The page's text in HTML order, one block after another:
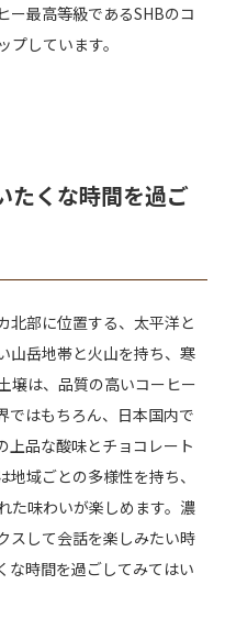
ー最高等級であるSHBのコ
しています。
たくな時間を過ご
北部に位置する、太平洋と
山岳地帯と火山を持ち、寒
壌は、品質の高いコーヒー
ではもちろん、日本国内で
上品な酸味とチョコレート
域ごとの多様性を持ち、
た味わいが楽しめます。濃
スして会話を楽しみたい時
な時間を過ごしてみてはい